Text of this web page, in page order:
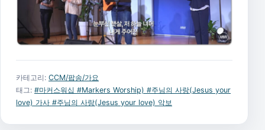
카테고리: CCM/팝송/가요
태그: #마커스워십 #Markers Worship) #주님의 사랑(Jesus your
love) 가사 #주님의 사랑(Jesus your love) 악보